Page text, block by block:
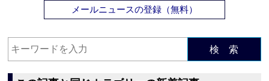
メールニュースの登録（無料）
検 索